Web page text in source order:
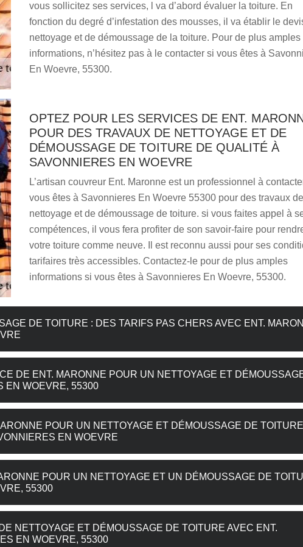
vous sollicitez ses services, l va d’abord évaluer la toiture. En
fonction du degré d’infestation des mousses, il va établir le
nettoyage et de démoussage de la toiture. Pour de plus amples
informations, n’hésitez pas à le contacter si vous êtes à
En Woevre, 55300.
OPTEZ POUR LES SERVICES DE ENT.
POUR DES TRAVAUX DE NETTOYAGE ET DE
DÉMOUSSAGE DE TOITURE DE QUALITÉ À
SAVONNIERES EN WOEVRE
L’artisan couvreur Ent. Maronne est un professionnel à
vous êtes à Savonnieres En Woevre 55300 pour des travaux de
nettoyage et de démoussage de toiture. si vous faites appel à
compétences, il vous fera profiter de son savoir-faire pour
votre toiture comme neuve. Il est reconnu aussi pour ses
tarifaires très accessibles. Contactez-le pour de plus amples
informations si vous êtes à Savonnieres En Woevre, 55300.
DE TOITURE : DES TARIFS PAS CHERS AVEC ENT.
DE ENT. MARONNE POUR UN NETTOYAGE ET
EN WOEVRE, 55300
POUR UN NETTOYAGE ET DÉMOUSSAGE DE TOITURE
EN WOEVRE
POUR UN NETTOYAGE ET UN DÉMOUSSAGE DE
55300
NETTOYAGE ET DÉMOUSSAGE DE TOITURE AVEC ENT.
EN WOEVRE, 55300